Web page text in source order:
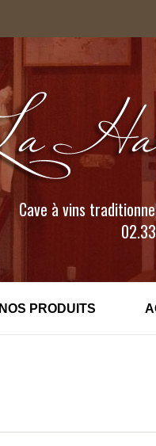
Cave à vins
NOS PRODUITS